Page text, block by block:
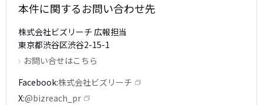
本件に関するお問い合わせ先
株式会社ビズリーチ 広報担当
東京都渋谷区渋谷2-15-1
お問い合せはこちら
Facebook 株式会社ビズリーチ
X@bizreach_pr